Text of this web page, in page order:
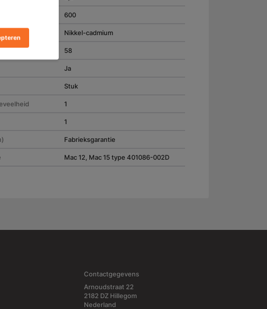
600
Nikkel-cadmium
58
Ja
Stuk
1
1
Fabrieksgarantie
Mac 12, Mac 15 type 401086-002D
Contactgegevens
Arnoudstraat 22
2182 DZ Hillegom
Nederland